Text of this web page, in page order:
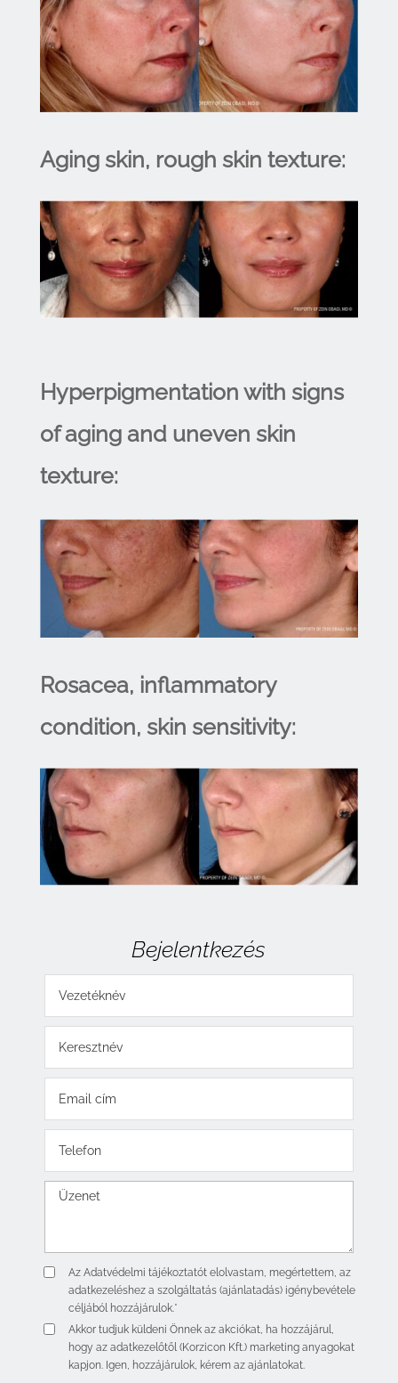
Aging skin, rough skin texture:
Hyperpigmentation with signs
of aging and uneven skin
texture:
Rosacea, inflammatory
condition, skin sensitivity:
Bejelentkezés
Az Adatvédelmi tájékoztatótelolvastam, megértettem, az
adatkezeléshez a szolgáltatás (ajánlatadás) igénybevétele
céljából hozzájárulok.*
Akkor tudjuk küldeni Önnek az akciókat, ha hozzájárul,
hogy az adatkezelőtől (Korzicon Kft.) marketing anyagokat
kapjon. Igen, hozzájárulok, kérem az ajánlatokat.